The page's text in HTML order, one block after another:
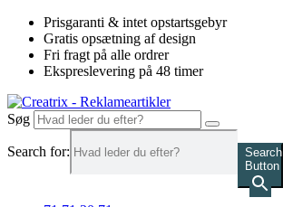
Videre
indhold
Prisgaranti & intet opstartsgebyr
Gratis opsætning af design
Fri fragt på alle ordrer
Ekspreslevering på 48 timer
Søg
Search for:
Search
Button